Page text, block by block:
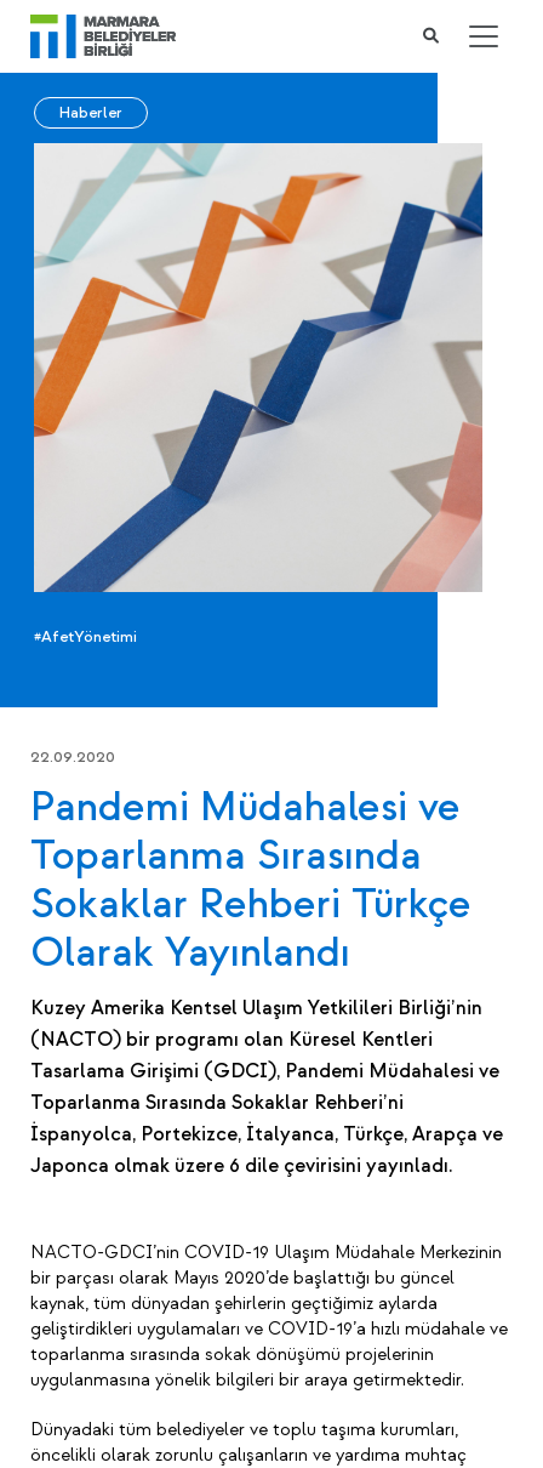
Haberler
#AfetYönetimi
22.09.2020
Pandemi Müdahalesi ve
Toparlanma Sırasında
Sokaklar Rehberi Türkçe
Olarak Yayınlandı
Kuzey Amerika Kentsel Ulaşım Yetkilileri Birliği’nin
(NACTO) bir programı olan Küresel Kentleri
Tasarlama Girişimi (GDCI), Pandemi Müdahalesi ve
Toparlanma Sırasında Sokaklar Rehberi’ni
İspanyolca, Portekizce, İtalyanca, Türkçe, Arapça ve
Japonca olmak üzere 6 dile çevirisini yayınladı.
NACTO-GDCI’nin COVID-19 Ulaşım Müdahale Merkezinin
bir parçası olarak Mayıs 2020’de başlattığı bu güncel
kaynak, tüm dünyadan şehirlerin geçtiğimiz aylarda
geliştirdikleri uygulamaları ve COVID-19’a hızlı müdahale ve
toparlanma sırasında sokak dönüşümü projelerinin
uygulanmasına yönelik bilgileri bir araya getirmektedir.
Dünyadaki tüm belediyeler ve toplu taşıma kurumları,
öncelikli olarak zorunlu çalışanların ve yardıma muhtaç